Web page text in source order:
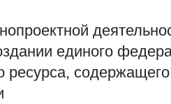
единого
ресурса,